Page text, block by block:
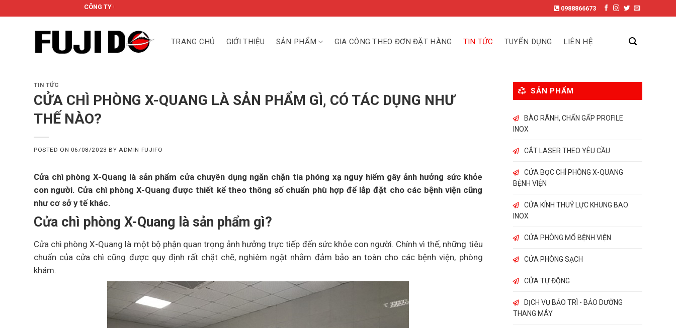
to
CÔNG TY CỔ PHẦN FUJIDO 0988866673
TRANG CHỦ GIỚI THIỆU SẢN PHẨM GIA CÔNG THEO ĐƠN ĐẶT HÀNG TIN TỨC TUYỂN DỤNG LIÊN HỆ
TIN TỨC
CỬA CHÌ PHÒNG X-QUANG LÀ SẢN PHẨM GÌ, CÓ TÁC DỤNG NHƯ
THẾ NÀO?
POSTED ON 06/08/2023 BYADMIN FUJIFO
Cửa chì phòng X-Quang là sản phẩm cửa chuyên dụng ngăn chặn tia phóng xạ nguy hiểm gây ảnh hưởng sức khỏe
con người. Cửa chì phòng X-Quang được thiết kế theo thông số chuẩn phù hợp để lắp đặt cho các bệnh viện cũng
như cơ sở y tế khác.
Cửa chì phòng X-Quang là sản phẩm gì?
Cửa chì phòng X-Quang là một bộ phận quan trọng ảnh hưởng trực tiếp đến sức khỏe con người. Chính vì thế, những tiêu
chuẩn của cửa chì cũng được quy định rất chặt chẽ, nghiêm ngặt nhằm đảm bảo an toàn cho các bệnh viện, phòng
khám.
SẢN PHẨM
BÀO RÃNH, CHẤN GẤP PROFILE
INOX
CẮT LASER THEO YÊU CẦU
CỬA BỌC CHÌ PHÒNG X-QUANG
BỆNH VIỆN
CỬA KÍNH THUỶ LỰC KHUNG BAO
INOX
CỬA PHÒNG MỔ BỆNH VIỆN
CỬA PHÒNG SẠCH
CỬA TỰ ĐỘNG
DỊCH VỤ BẢO TRÌ - BẢO DƯỠNG
THANG MÁY